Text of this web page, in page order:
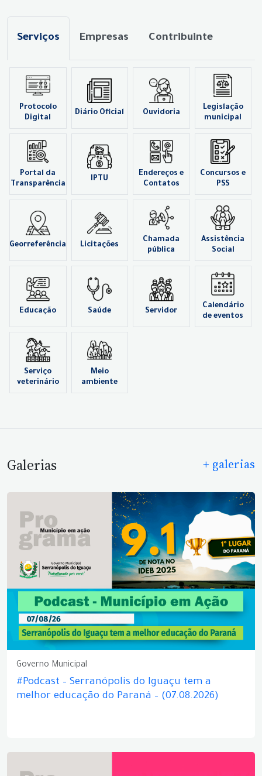
Serviços Empresas Contribuinte
Protocolo
Digital
Diário Oficial Ouvidoria
Legislação
municipal
Portal da
Transparência
IPTU
Endereços e
Contatos
Concursos e
PSS
Georreferência Licitações
Chamada
pública
Assistência
Social
Educação Saúde Servidor
Calendário
de eventos
Serviço
veterinário
Meio
ambiente
Galerias + galerias
Governo Municipal
#Podcast – Serranópolis do Iguaçu tem a
melhor educação do Paraná – (07.08.2026)